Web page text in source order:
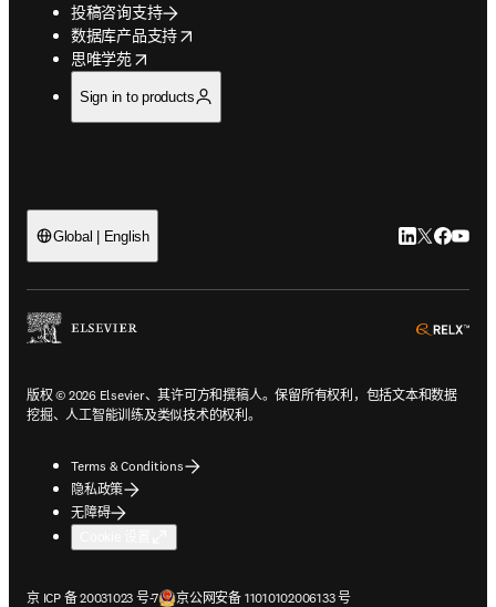
投稿咨询支持
数据库产品支持
opens in new tab/window
思唯学苑
opens in new tab/window
Sign in to products
Global | English LinkedIn 在
Twitter 在
版权 © 2026 Elsevier、其许可方和撰稿人。保留所有权利，包括文本和数据
挖掘、人工智能训练及类似技术的权利。
Terms & Conditions
隐私政策
无障碍
京 ICP 备 20031023 号-7
在新的选项卡/窗口中打开京公网安备 11010102006133 号
在新的选项卡/窗口中打开